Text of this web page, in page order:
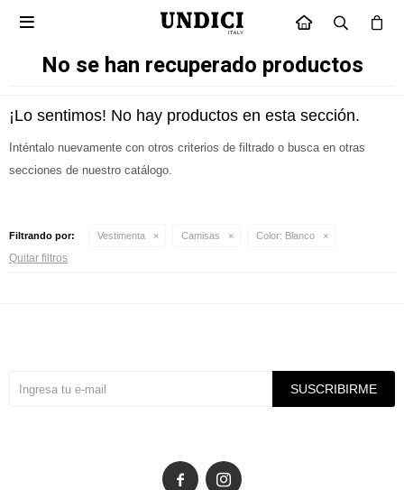
INICIO

No se han recuperado productos
¡Lo sentimos! No hay productos en esta sección.
Inténtalo nuevamente con otros criterios de filtrado o busca en otras
secciones de nuestro catálogo.
Filtrando por: Vestimenta Camisas Color: Blanco
Quitar filtros
SUSCRIBIRME
 